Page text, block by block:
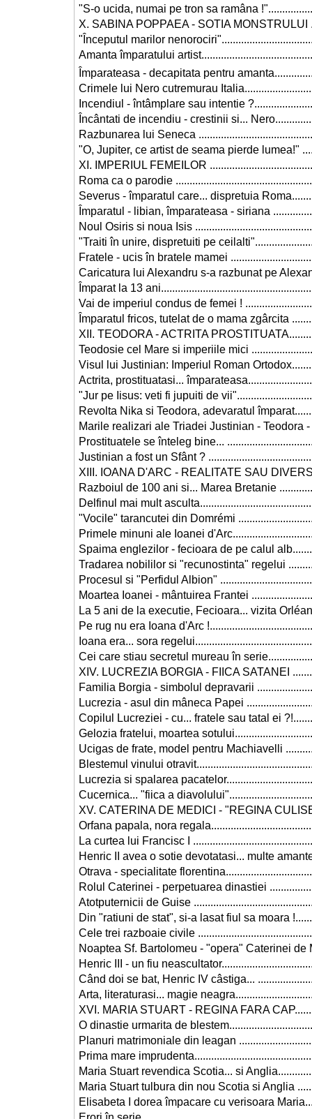
"S-o ucida, numai pe tron sa ramâna
X. SABINA POPPAEA - SOTIA MONSTRULUI
"Începutul marilor
Amanta împaratului
Împarateasa - decapitata pentru
Crimele lui Nero cutremurau
Incendiul - întâmplare sau intentie
Încântati de incendiu - crestinii si...
Razbunarea lui Seneca
"O, Jupiter, ce artist de seama pierde lumea!"
XI. IMPERIUL FEMEILOR
Roma ca o parodie
Severus - împaratul care... dispretuia
Împaratul - libian, împarateasa - siriana
Noul Osiris si noua Isis
"Traiti în unire, dispretuiti pe
Fratele - ucis în bratele mamei
Caricatura lui Alexandru s-a razbunat pe
Împarat la 13
Vai de imperiul condus de femei !
Împaratul fricos, tutelat de o mama zgârcita
XII. TEODORA - ACTRITA
Teodosie cel Mare si imperiile mici
Visul lui Justinian: Imperiul Roman
Actrita, prostituatasi...
"Jur pe Iisus: veti fi jupuiti de
Revolta Nika si Teodora, adevaratul
Marile realizari ale Triadei Justinian - Teodora
Prostituatele se înteleg bine...
Justinian a fost un Sfânt ?
XIII. IOANA D'ARC - REALITATE SAU
Razboiul de 100 ani si... Marea Bretanie
Delfinul mai mult
"Vocile" tarancutei din Domrémi
Primele minuni ale Ioanei
Spaima englezilor - fecioara de pe calul
Tradarea nobililor si "recunostinta" regelui
Procesul si "Perfidul Albion"
Moartea Ioanei - mântuirea Frantei
La 5 ani de la executie, Fecioara... vizita
Pe rug nu era Ioana d'Arc
Ioana era... sora
Cei care stiau secretul mureau în
XIV. LUCREZIA BORGIA - FIICA SATANEI
Familia Borgia - simbolul depravarii
Lucrezia - asul din mâneca Papei
Copilul Lucreziei - cu... fratele sau tatal ei
Gelozia fratelui, moartea
Ucigas de frate, model pentru Machiavelli
Blestemul vinului
Lucrezia si spalarea
Cucernica... "fiica a
XV. CATERINA DE MEDICI - "REGINA
Orfana papala, nora
La curtea lui Francisc I
Henric II avea o sotie devotatasi... multe
Otrava - specialitate
Rolul Caterinei - perpetuarea dinastiei
Atotputernicii de Guise
Din "ratiuni de stat", si-a lasat fiul sa moara
Cele trei razboaie civile
Noaptea Sf. Bartolomeu - "opera" Caterinei de
Henric III - un fiu
Când doi se bat, Henric IV câstiga...
Arta, literaturasi... magie
XVI. MARIA STUART - REGINA FARA
O dinastie urmarita de
Planuri matrimoniale din leagan
Prima mare
Maria Stuart revendica Scotia... si
Maria Stuart tulbura din nou Scotia si Anglia
Elisabeta I dorea împacare cu verisoara